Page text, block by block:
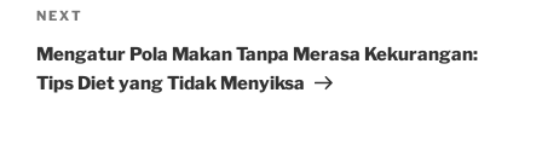
Next
Post
NEXT
Mengatur Pola Makan Tanpa Merasa Kekurangan:
Tips Diet yang Tidak Menyiksa